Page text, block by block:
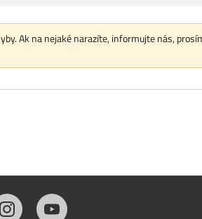
Ak na nejaké narazíte, informujte nás,